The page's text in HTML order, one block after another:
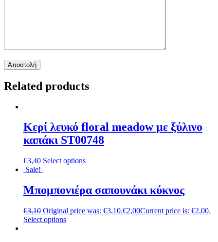
Related products
Κερί λευκό floral meadow με ξύλινο
καπάκι ST00748
€3,40 Select options
Sale!
Μπομπονιέρα σαπουνάκι κύκνος
€3,10 Original price was: €3,10.€2,00Current price is: €2,00.
Select options